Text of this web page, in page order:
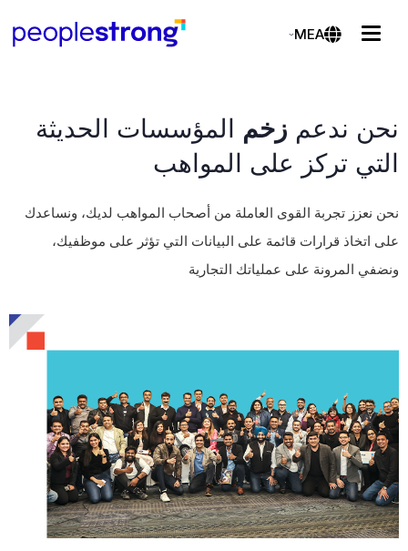
MEA
نحن ندعم زخم المؤسسات الحديثة
التي تركز على المواهب
نحن نعزز تجربة القوى العاملة من أصحاب المواهب لديك، ونساعدك
على اتخاذ قرارات قائمة على البيانات التي تؤثر على موظفيك،
ونضفي المرونة على عملياتك التجارية